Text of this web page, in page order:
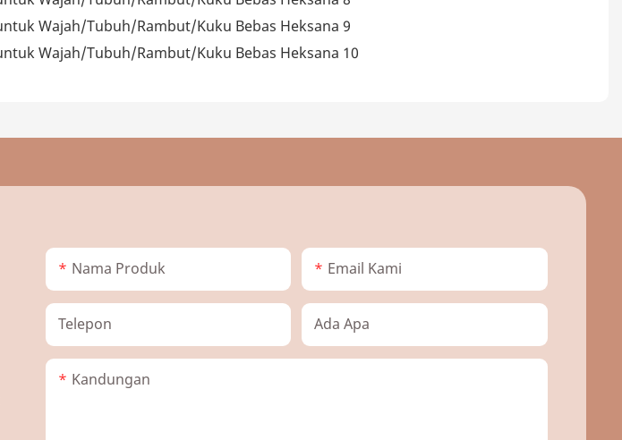
Nama Produk Email Kami
Telepon Ada Apa
Kandungan